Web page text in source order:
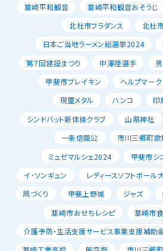
韮崎平和観音
韮崎平和観音おそうじ
北杜市フラダンス
北杜
日本ご当地ラーメン総選挙2024
第７回建設まつり
中澤陸選手
甲斐市ブレイキン
ヘルプマーク
現璽メタル
ハンコ 印
シンドバット新体操クラブ
山県神社
一条信龍公
市川三郷町
ミュゼマルシェ2024
甲斐市シ
イ･ソンギュン
レディースソフトボール
凧づくり
甲斐上野城 ジャズ
韮崎市おせちレシピ
韮崎市
介護予防・生活支援サービス事業支援補助